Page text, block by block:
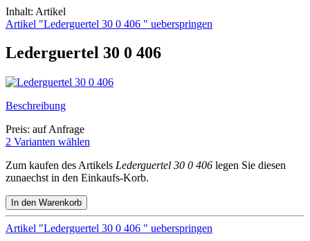
Inhalt: Artikel
Artikel "Lederguertel 30 0 406 " ueberspringen
Lederguertel 30 0 406
Beschreibung
Preis: auf Anfrage
2 Varianten wählen
Zum kaufen des Artikels Lederguertel 30 0 406 legen Sie diesen
zunaechst in den Einkaufs-Korb.
Artikel "Lederguertel 30 0 406 " ueberspringen